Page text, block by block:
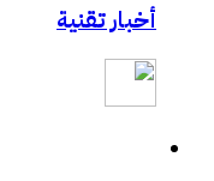
مشاركتي بصحيفة
مشاركتي الثانية
مشاركتي بعكاظ
أخبار تقنية